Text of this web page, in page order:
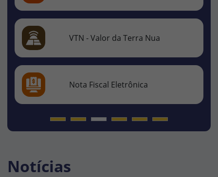
SIAFIC
Holerite - Online
Notícias